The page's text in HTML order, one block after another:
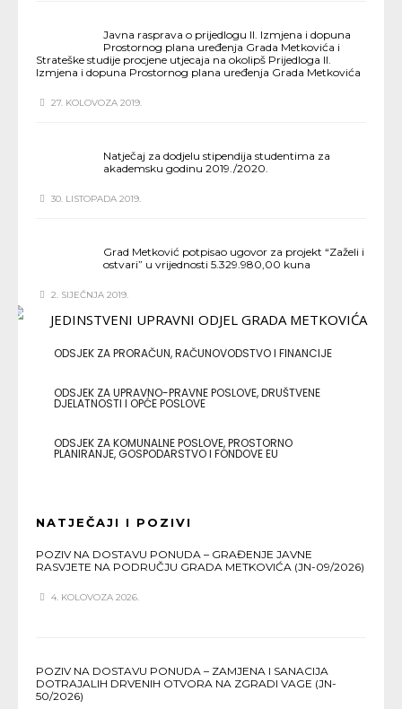
Javna rasprava o prijedlogu II. Izmjena i dopuna
Prostornog plana uređenja Grada Metkovića i
Strateške studije procjene utjecaja na okolipš Prijedloga II.
Izmjena i dopuna Prostornog plana uređenja Grada Metkovića
27. KOLOVOZA 2019.
Natječaj za dodjelu stipendija studentima za
akademsku godinu 2019./2020.
30. LISTOPADA 2019.
Grad Metković potpisao ugovor za projekt “Zaželi i
ostvari” u vrijednosti 5.329.980,00 kuna
2. SIJEČNJA 2019.
ODSJEK ZA PRORAČUN, RAČUNOVODSTVO I FINANCIJE
ODSJEK ZA UPRAVNO-PRAVNE POSLOVE, DRUŠTVENE
DJELATNOSTI I OPĆE POSLOVE
ODSJEK ZA KOMUNALNE POSLOVE, PROSTORNO
PLANIRANJE, GOSPODARSTVO I FONDOVE EU
NATJEČAJI I POZIVI
POZIV NA DOSTAVU PONUDA – GRAĐENJE JAVNE
RASVJETE NA PODRUČJU GRADA METKOVIĆA (JN-09/2026)
4. KOLOVOZA 2026.
POZIV NA DOSTAVU PONUDA – ZAMJENA I SANACIJA
DOTRAJALIH DRVENIH OTVORA NA ZGRADI VAGE (JN-
50/2026)